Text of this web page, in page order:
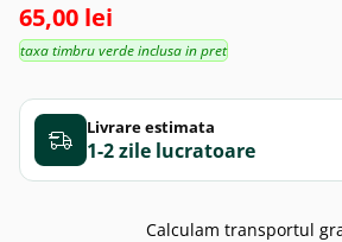
65,00 lei
taxa timbru verde inclusa in pret
Livrare estimata
1-2 zile
Calculam transportul